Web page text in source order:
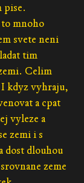
pise.
to mnoho
svete neni
tim
Celim
kdyz vyhraju,
a cpat
vyleze a
zemi i s
dost dlouhou
zeme